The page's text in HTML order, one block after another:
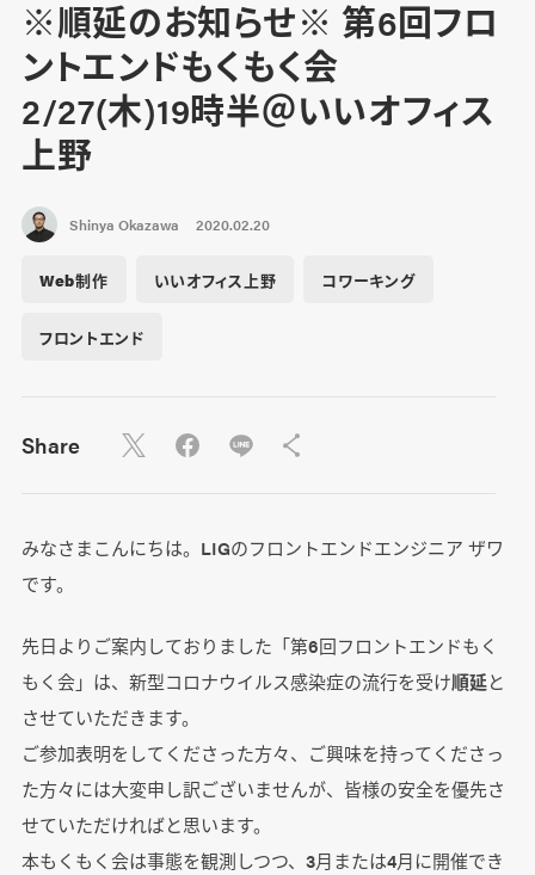
※順延のお知らせ※ 第6回フロ
ントエンドもくもく会
2/27(木)19時半＠いいオフィス
上野
Shinya Okazawa 2020.02.20
Web制作 いいオフィス上野 コワーキング
フロントエンド
Share
みなさまこんにちは。LIGのフロントエンドエンジニア ザワ
です。
先日よりご案内しておりました「第6回フロントエンドもく
もく会」は、新型コロナウイルス感染症の流行を受け順延と
させていただきます。
ご参加表明をしてくださった方々、ご興味を持ってくださっ
た方々には大変申し訳ございませんが、皆様の安全を優先さ
せていただければと思います。
本もくもく会は事態を観測しつつ、3月または4月に開催でき